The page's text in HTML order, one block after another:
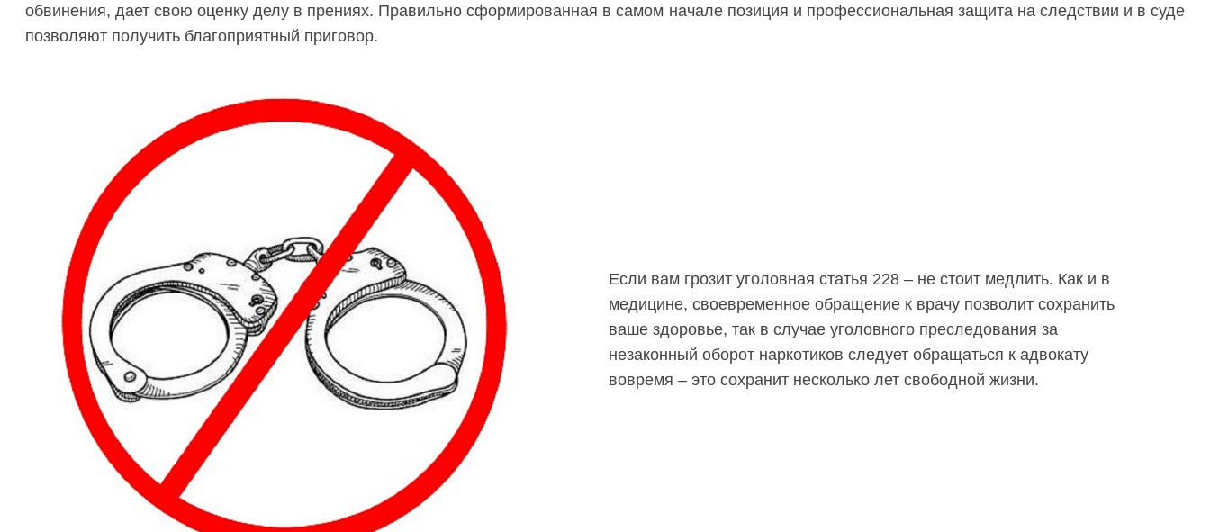
обвинения, дает свою оценку делу в прениях. Правильно сформированная в самом начале позиция и профессиональная защита на следствии и в суде
позволяют получить благоприятный приговор.
Если вам грозит уголовная статья 228 – не стоит медлить. Как и в
медицине, своевременное обращение к врачу позволит сохранить
ваше здоровье, так в случае уголовного преследования за
незаконный оборот наркотиков следует обращаться к адвокату
вовремя – это сохранит несколько лет свободной жизни.